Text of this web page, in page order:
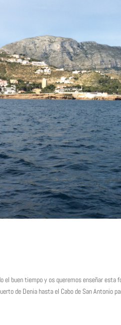
el buen tiempo y os queremos enseñar
de Denia hasta el Cabo de San Antonio